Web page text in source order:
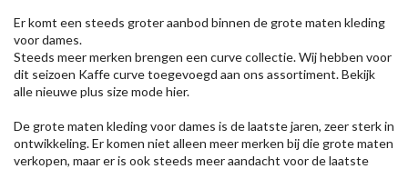
Er komt een steeds groter aanbod binnen de grote maten kleding
voor dames.
Steeds meer merken brengen een curve collectie. Wij hebben voor
dit seizoen Kaffecurve toegevoegd aan ons assortiment. Bekijk
alle nieuweplus size modehier.
De grote maten kleding voor dames is de laatste jaren, zeer sterk in
ontwikkeling. Er komen niet alleen meer merken bij die grote maten
verkopen, maar er is ook steeds meer aandacht voor de laatste